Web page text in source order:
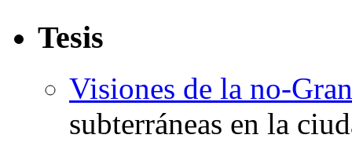
Tesis
Visiones de la no-
subterráneas en la